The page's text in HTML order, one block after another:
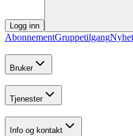
Logg inn
AbonnementGruppetilgang
Bruker
Tjenester
Info og kontakt